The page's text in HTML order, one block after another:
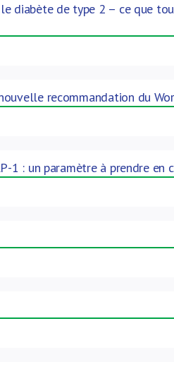
diabète de type 2 – ce que
recommandation du
1 : un paramètre à prendre en